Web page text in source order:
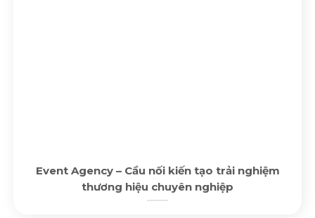
Event Agency – Cầu nối kiến tạo trải nghiệm
thương hiệu chuyên nghiệp